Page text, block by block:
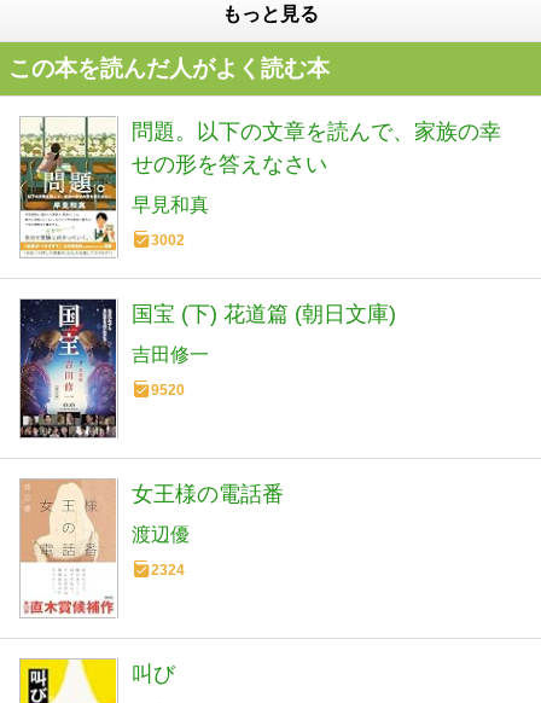
もっと見る
この本を読んだ人がよく読む本
問題。以下の文章を読んで、家族の幸
せの形を答えなさい
早見和真
3002
国宝 (下) 花道篇 (朝日文庫)
吉田修一
9520
女王様の電話番
渡辺優
2324
叫び